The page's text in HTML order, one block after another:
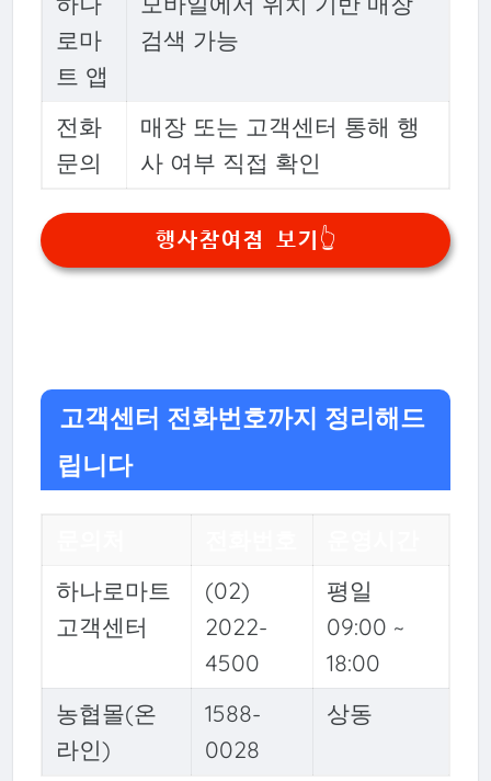
로마
트 앱
검색 가능
전화
문의
매장 또는 고객센터 통해 행
사 여부 직접 확인
행사참여점 보기👆
고객센터 전화번호까지 정리해드
립니다
하나로마트
고객센터
(02)
2022-
4500
평일
09:00 ~
18:00
농협몰(온
라인)
1588-
0028
상동